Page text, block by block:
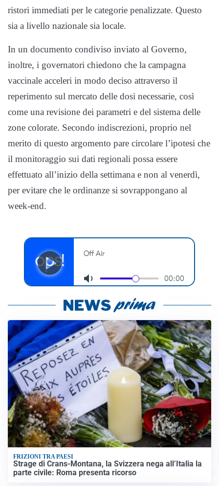
ristori immediati per le categorie penalizzate. Questo
sia a livello nazionale sia locale.
In un documento condiviso inviato al Governo,
inoltre, i governatori chiedono che la campagna
vaccinale acceleri in modo deciso attraverso il
reperimento sul mercato delle dosi necessarie, così
come una revisione dei parametri e del sistema delle
zone colorate. Secondo indiscrezioni, proprio nel
merito di questo argomento pare circolare l’ipotesi che
il monitoraggio sui dati regionali possa essere
effettuato all’inizio della settimana e non al venerdì,
per evitare che le ordinanze si sovrappongano al
week-end.
FRIZIONI TRA PAESI
Strage di Crans-Montana, la Svizzera nega all’Italia la
parte civile: Roma presenta ricorso